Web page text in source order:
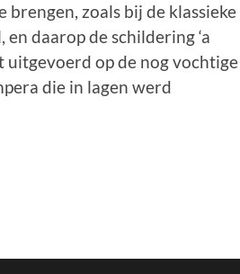
brengen, zoals bij de klassieke
daarop de schildering ‘a
uitgevoerd op de nog vochtige
die in lagen werd